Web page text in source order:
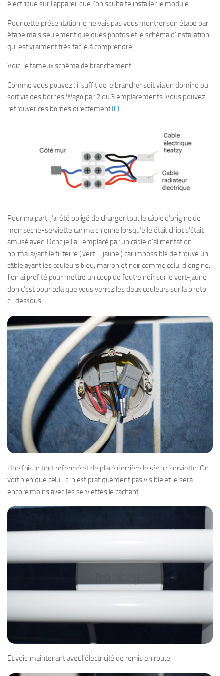
électrique sur l’appareil que l’on souhaite installer le module.
Pour cette présentation je ne vais pas vous montrer son étape par
étape mais seulement quelques photos et le schéma d’installation
qui est vraiment très facile à comprendre.
Voici le fameux schéma de branchement.
Comme vous pouvez : il suffit de le brancher soit via un domino ou
soit via des bornes Wago par 2 ou 3 emplacements. Vous pouvez
retrouver ces bornes directement ICI
Pour ma part, j’ai été obligé de changer tout le câble d’origine de
mon sèche-serviette car ma chienne lorsqu’elle était chiot s’était
amusé avec. Donc je l’ai remplacé par un câble d’alimentation
normal ayant le fil terre ( vert – jaune ) car impossible de trouve un
câble ayant les couleurs bleu, marron et noir comme celui d’origine.
J’en ai profité pour mettre un coup de feutre noir sur le vert-jaune
don c’est pour cela que vous verrez les deux couleurs sur la photo
ci-dessous.
Une fois le tout refermé et de placé derrière le sèche serviette. On
voit bien que celui-ci n’est pratiquement pas visible et le sera
encore moins avec les serviettes le cachant.
Et voici maintenant avec l’électricité de remis en route.